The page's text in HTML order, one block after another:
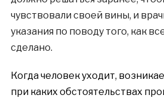
чувствовали своей вины, и
указания по поводу того, как
сделано.
Когда человек уходит,
при каких обстоятельствах